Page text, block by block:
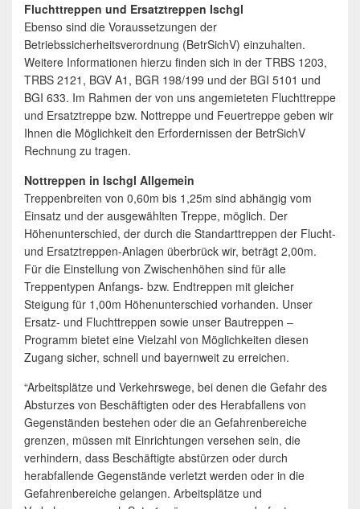
Fluchttreppen und Ersatztreppen Ischgl
Ebenso sind die Voraussetzungen der
Betriebssicherheitsverordnung (BetrSichV) einzuhalten.
Weitere Informationen hierzu finden sich in der TRBS 1203,
TRBS 2121, BGV A1, BGR 198/199 und der BGI 5101 und
BGI 633. Im Rahmen der von uns angemieteten Fluchttreppe
und Ersatztreppe bzw. Nottreppe und Feuertreppe geben wir
Ihnen die Möglichkeit den Erfordernissen der BetrSichV
Rechnung zu tragen.
Nottreppen in Ischgl Allgemein
Treppenbreiten von 0,60m bis 1,25m sind abhängig vom
Einsatz und der ausgewählten Treppe, möglich. Der
Höhenunterschied, der durch die Standarttreppen der Flucht-
und Ersatztreppen-Anlagen überbrück wir, beträgt 2,00m.
Für die Einstellung von Zwischenhöhen sind für alle
Treppentypen Anfangs- bzw. Endtreppen mit gleicher
Steigung für 1,00m Höhenunterschied vorhanden. Unser
Ersatz- und Fluchttreppen sowie unser Bautreppen –
Programm bietet eine Vielzahl von Möglichkeiten diesen
Zugang sicher, schnell und bayernweit zu erreichen.
“Arbeitsplätze und Verkehrswege, bei denen die Gefahr des
Absturzes von Beschäftigten oder des Herabfallens von
Gegenständen bestehen oder die an Gefahrenbereiche
grenzen, müssen mit Einrichtungen versehen sein, die
verhindern, dass Beschäftigte abstürzen oder durch
herabfallende Gegenstände verletzt werden oder in die
Gefahrenbereiche gelangen. Arbeitsplätze und